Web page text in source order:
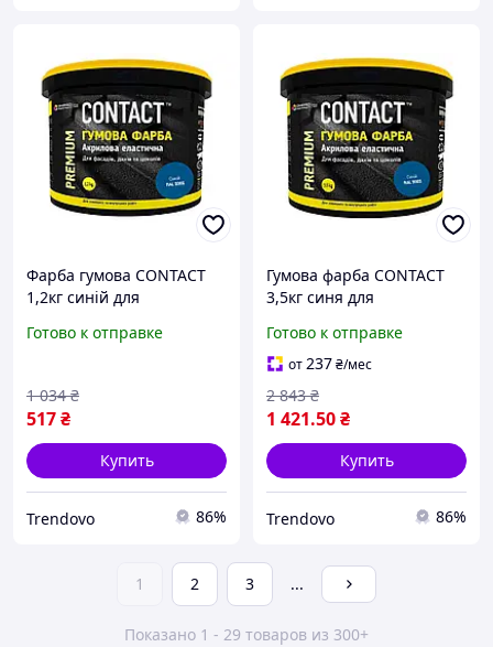
Фарба гумова CONTACT
1,2кг синій для
захист від води
Готово к отправке
517₴
1 034 ₴
Купить
Trendovo 86%
Гумова фарба CONTACT
3,5кг синя для
захисту від води
Готово к отправке
от237₴/мес
1 421.50₴
2 843 ₴
Купить
Trendovo 86%
1 2 3 ...
Показано 1 - 29 товаров из 300+